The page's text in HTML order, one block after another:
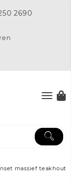
2690
massief teakhout